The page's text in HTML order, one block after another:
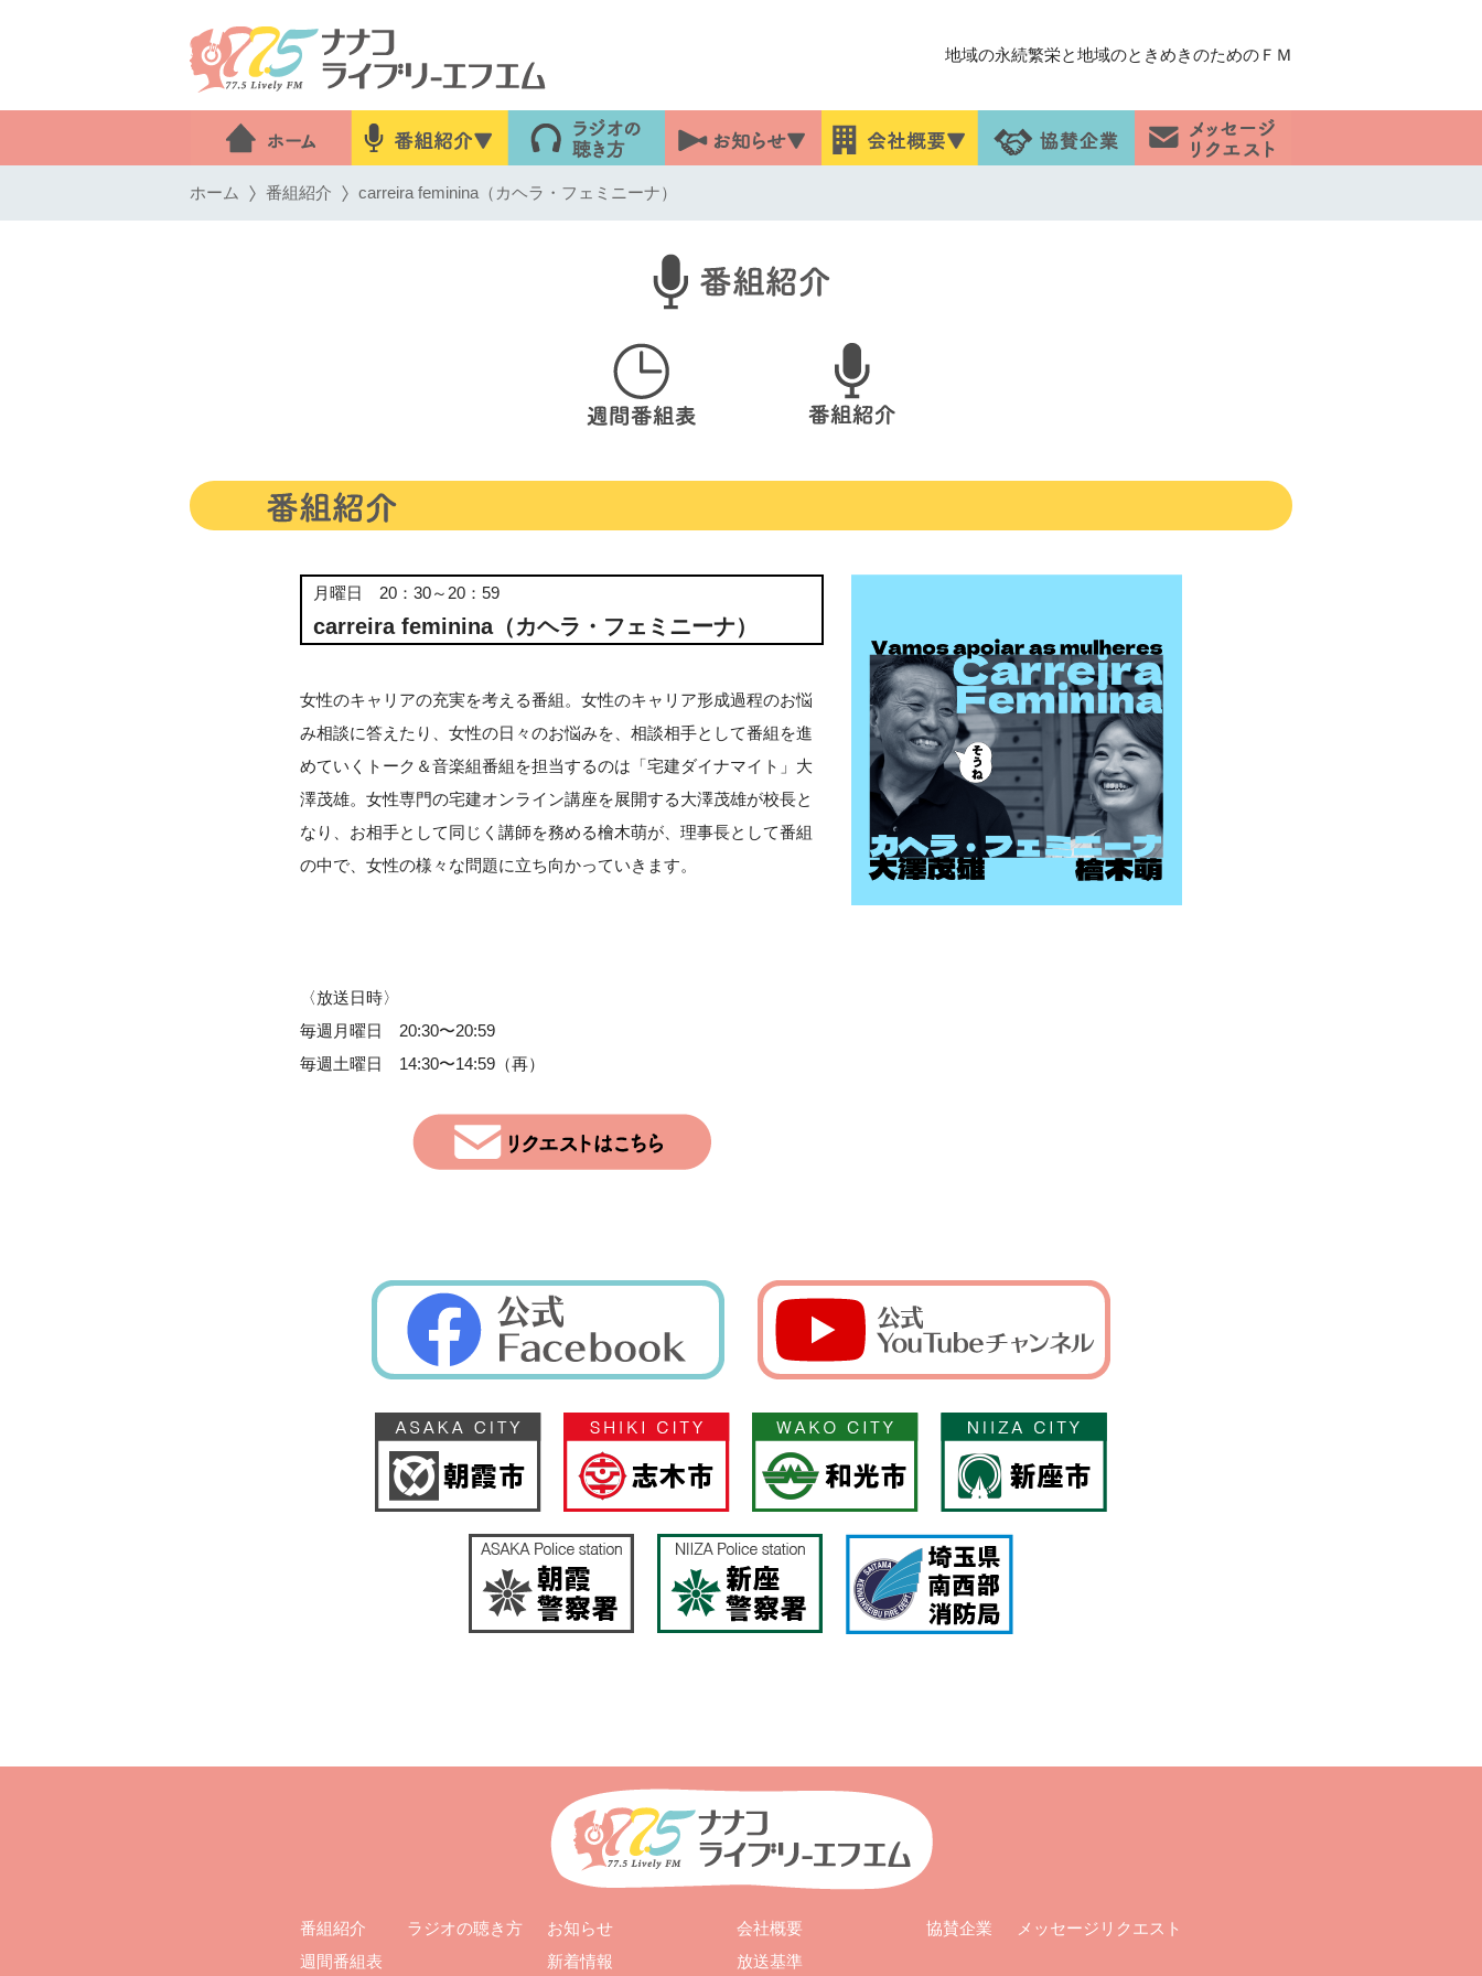
地域の永続繁栄と地域のときめきのためのＦＭ
ホーム 番組紹介 carreira feminina（カヘラ・フェミニーナ）
月曜日 20：30～20：59
carreira feminina（カヘラ・フェミニーナ）
女性のキャリアの充実を考える番組。女性のキャリア形成過程のお悩
み相談に答えたり、女性の日々のお悩みを、相談相手として番組を進
めていくトーク＆音楽組番組を担当するのは「宅建ダイナマイト」大
澤茂雄。女性専門の宅建オンライン講座を展開する大澤茂雄が校長と
なり、お相手として同じく講師を務める檜木萌が、理事長として番組
の中で、女性の様々な問題に立ち向かっていきます。
〈放送日時〉
毎週月曜日 20:30〜20:59
毎週土曜日 14:30〜14:59（再）
番組紹介
週間番組表
ラジオの聴き方
お知らせ
新着情報
会社概要
放送基準
協賛企業 メッセージリクエスト